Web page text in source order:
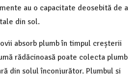
au o capacitate deosebită de a
din sol.
absorb plumb în timpul creșterii
rădăcinoasă poate colecta plumb
din solul înconjurător. Plumbul și